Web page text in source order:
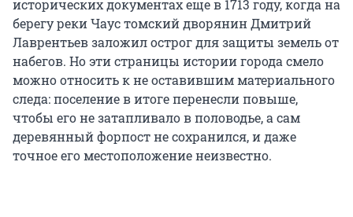
исторических документах еще в 1713 году, когда на
берегу реки Чаус томский дворянин Дмитрий
Лаврентьев заложил острог для защиты земель от
набегов. Но эти страницы истории города смело
можно относить к не оставившим материального
следа: поселение в итоге перенесли повыше,
чтобы его не затапливало в половодье, а сам
деревянный форпост не сохранился, и даже
точное его местоположение неизвестно.